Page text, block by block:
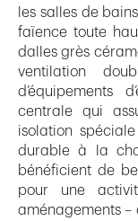
les salles de
faïence toute
dalles grès
ventilation
d’équipements
centrale qui
isolation
durable à la
bénéficient de
pour une
aménagements –